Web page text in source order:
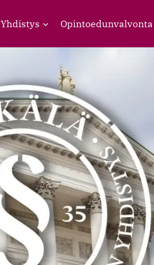
Yhdistys Opintoedunvalvonta